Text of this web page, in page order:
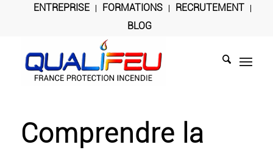
ENTREPRISE FORMATIONS
RECRUTEMENT
BLOG
Comprendre la